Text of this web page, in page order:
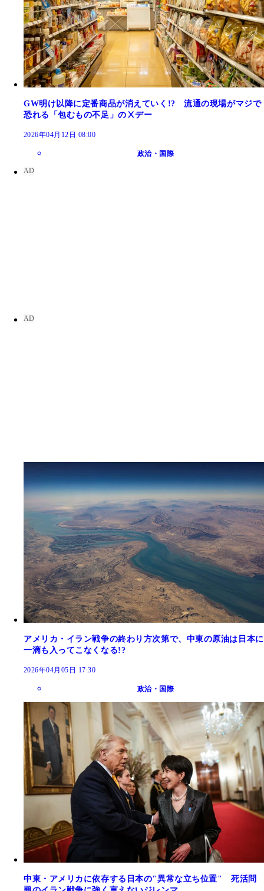
GW明け以降に定番商品が消えていく!? 流通の現場がマジで
恐れる「包むもの不足」のⅩデー
2026年04月12日 08:00
政治・国際
アメリカ・イラン戦争の終わり方次第で、中東の原油は日本に
一滴も入ってこなくなる!?
2026年04月05日 17:30
政治・国際
中東・アメリカに依存する日本の"異常な立ち位置" 死活問